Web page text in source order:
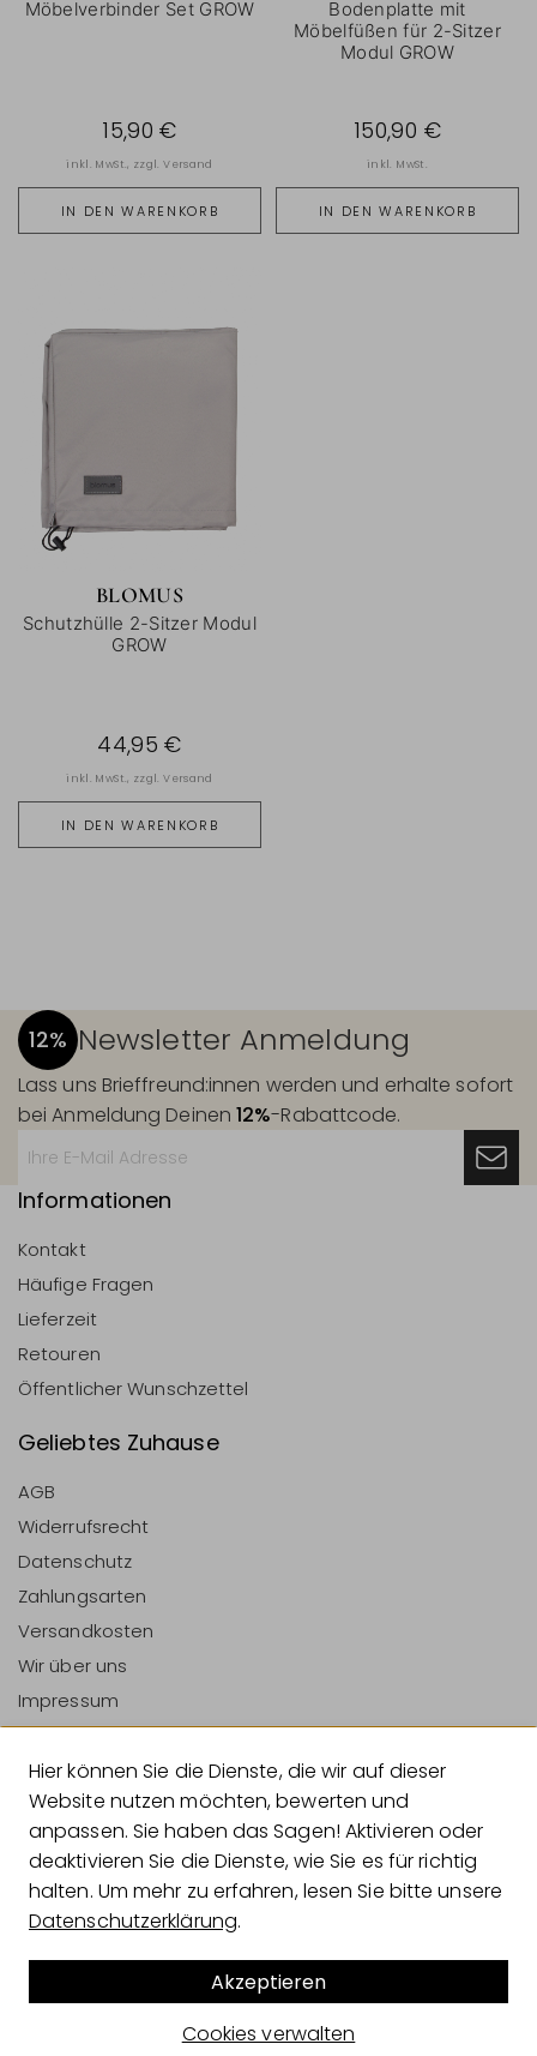
Möbelverbinder Set GROW
IN DEN WARENKORB
15,90 €
inkl. MwSt., zzgl.Versand
Bodenplatte mit
Möbelfüßen für 2-Sitzer
Modul GROW
IN DEN WARENKORB
150,90 €
inkl. MwSt.
BLOMUS
Schutzhülle 2-Sitzer Modul
GROW
IN DEN WARENKORB
44,95 €
inkl. MwSt., zzgl.Versand
12% Newsletter Anmeldung
Lass uns Brieffreund:innen werden und erhalte sofort
bei Anmeldung Deinen12%-Rabattcode.
Informationen
Kontakt
Häufige Fragen
Lieferzeit
Retouren
Öffentlicher Wunschzettel
Geliebtes Zuhause
AGB
Widerrufsrecht
Datenschutz
Zahlungsarten
Versandkosten
Wir über uns
Impressum
Vertrag Widerrufen
Zahlungsarten
Versandarten
Hier können Sie die Dienste, die wir auf dieser
Website nutzen möchten, bewerten und
anpassen. Sie haben das Sagen! Aktivieren oder
deaktivieren Sie die Dienste, wie Sie es für richtig
halten. Um mehr zu erfahren, lesen Sie bitte unsere
Datenschutzerklärung.
Cookies verwalten
Akzeptieren